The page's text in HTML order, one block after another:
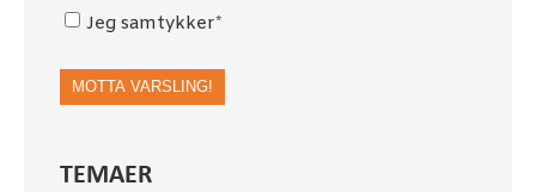
Jeg samtykker*
TEMAER